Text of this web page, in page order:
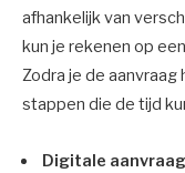
afhankelijk van
kun je rekenen op
Zodra je de aanvraag
stappen die de tijd
Digitale